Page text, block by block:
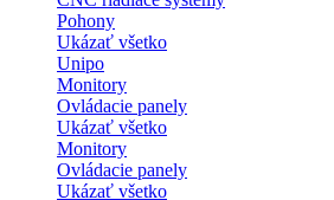
Pohony
Ukázať všetko
Unipo
Monitory
Ovládacie panely
Ukázať všetko
Monitory
Ovládacie panely
Ukázať všetko